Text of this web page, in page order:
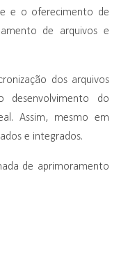
e o oferecimento de
de arquivos e
dos arquivos
do
Assim, mesmo em
e integrados.
de aprimoramento